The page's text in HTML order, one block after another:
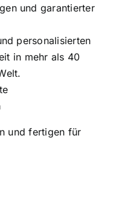
und garantierter
personalisierten
in mehr als 40
und fertigen für